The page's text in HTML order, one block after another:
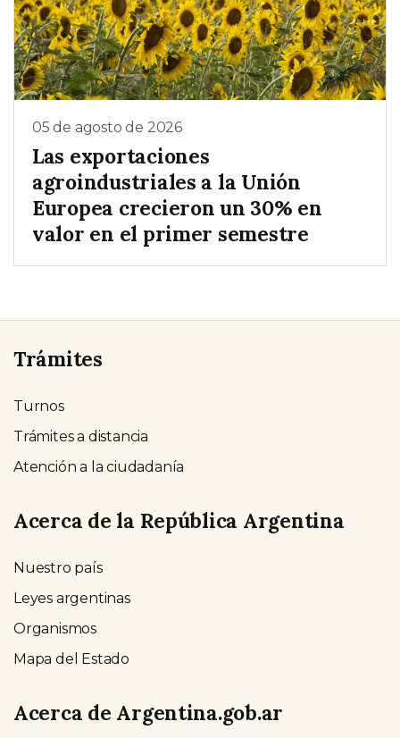
05 de agosto de 2026
Las exportaciones
agroindustriales a la Unión
Europea crecieron un 30% en
valor en el primer semestre
Trámites
Turnos
Trámites a distancia
Atención a la ciudadanía
Acerca de la República Argentina
Nuestro país
Leyes argentinas
Organismos
Mapa del Estado
Acerca de Argentina.gob.ar